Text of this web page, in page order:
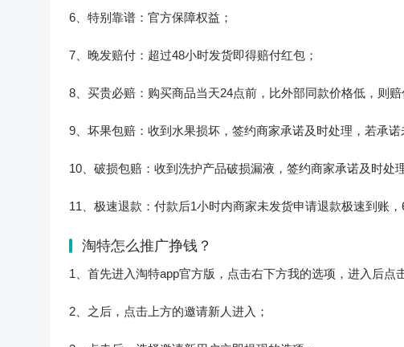
6、特别靠谱：官方保障权益；
7、晚发赔付：超过48小时发货即得赔付红包；
8、买贵必赔：购买商品当天24点前，比外部同款价格低，则赔
9、坏果包赔：收到水果损坏，签约商家承诺及时处理，若承诺
10、破损包赔：收到洗护产品破损漏液，签约商家承诺及时处
11、极速退款：付款后1小时内商家未发货申请退款极速到账
淘特怎么推广挣钱？
1、首先进入淘特app官方版，点击右下方我的选项，进入后点
2、之后，点击上方的邀请新人进入；